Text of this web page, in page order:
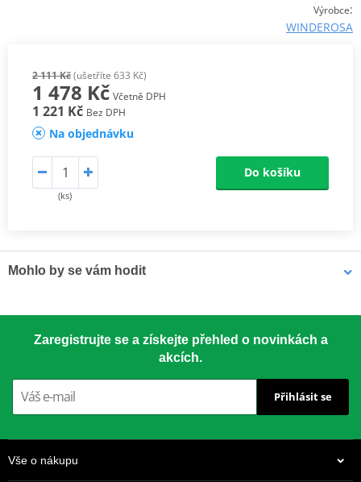
Výrobce:
WINDEROSA
2 111 Kč(ušetříte 633 Kč)
1 478 Kč Včetně DPH
1 221 Kč Bez DPH
Na objednávku
(ks)
Do košíku
Mohlo by se vám hodit
Zaregistrujte se a získejte přehled o novinkách a
akcích.
Přihlásit se
Vše o nákupu